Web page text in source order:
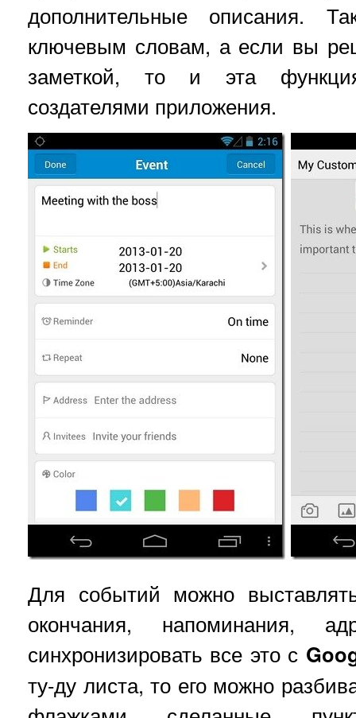
дополнительные описания.
ключевым словам, а если вы
заметкой, то и эта
создателями приложения.
Для событий можно
окончания, напоминания,
синхронизировать все это с
ту-ду листа, то его можно